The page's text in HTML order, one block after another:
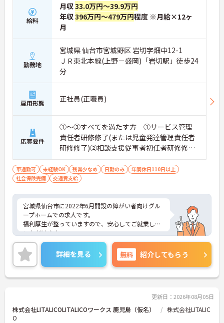
給料
月収33.0万円～39.9万円
年収396万円～479万円程度 ※月給×12ヶ
月
勤務地
宮城県 仙台市宮城野区 岩切字畑中12-1
ＪＲ東北本線(上野－盛岡)「岩切駅」徒歩24
分
雇用形態 正社員(正職員)
応募要件
①～③すべてを満たす方 ①サービス管理
責任者研修修了(または児童発達管理責任者
研修修了)②相談支援従事者初任者研修修了
(または相談支援従事者実務者研修修了)③普
通自動車運転免許(AT限定可)
車通勤可 未経験OK 残業少なめ 日勤のみ
年間休日110日以上
社会保険完備
交通費支給
宮城県仙台市に2022年6月開設の障がい者向けグル
ープホームでの求人です。
福利厚生が整っていますので、安心してご就業して
いただけます。
年間休日114日！残業は少なめですのでプライベー
トとの予定が立てやすいです。
ご興味のある方には、面接対策ポイントなど、さら
に詳細をお話しいたしますので、お気軽にご相談く
ださい。
詳細を見る 無料 紹介してもらう
更新日：2026年08月05日
株式会社LITALICOLITALICOワークス 鹿児島（仮名）
株式会社LITALIC
O